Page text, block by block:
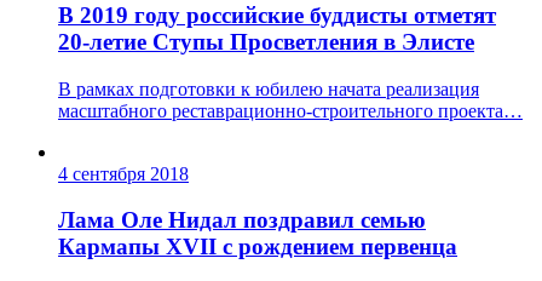
В 2019 году российские буддисты отметят
20-летие Ступы Просветления в Элисте
В рамках подготовки к юбилею начата реализация
масштабного реставрационно-строительного проекта…
4 сентября 2018
Лама Оле Нидал поздравил семью
Кармапы XVII с рождением первенца